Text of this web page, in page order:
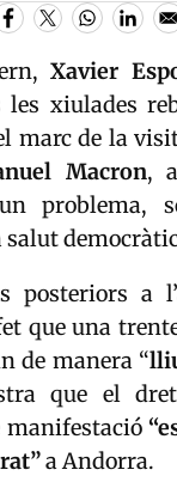
Xavier
les xiulades
marc de la
Macron,
problema,
salut
posteriors a
que una
de manera “
que el
manifestació
a Andorra.